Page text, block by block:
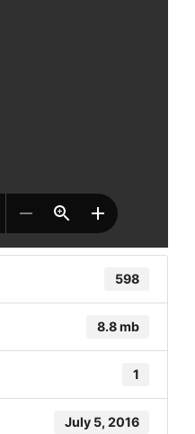
598
8.8 mb
1
July 5, 2016